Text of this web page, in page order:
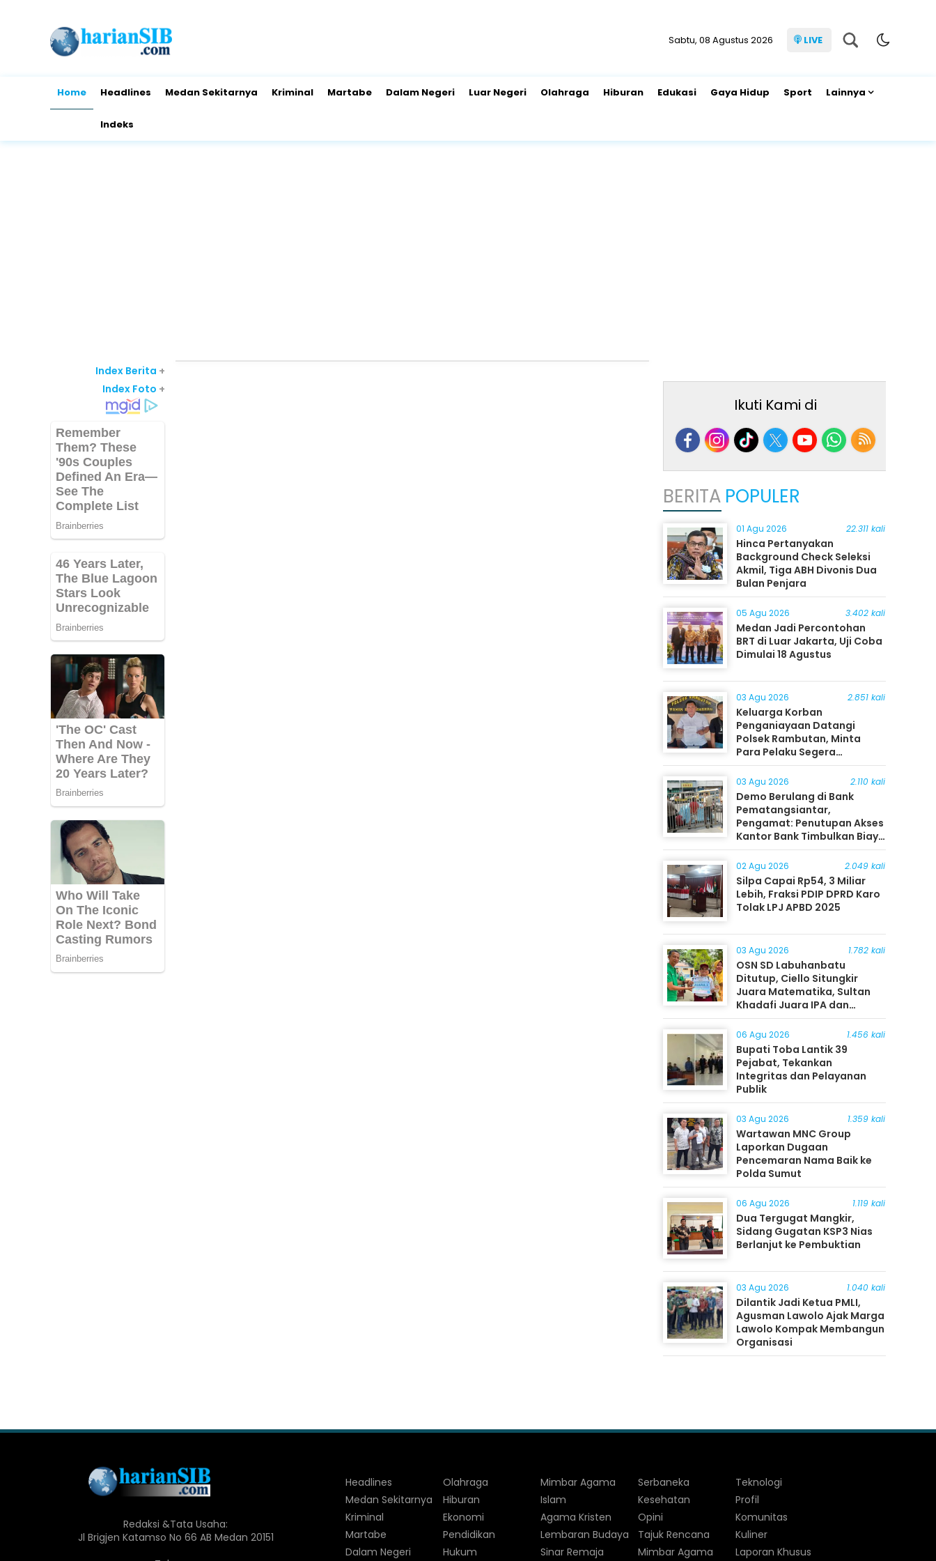
Sabtu, 08 Agustus 2026 LIVE
Home Headlines Medan Sekitarnya Kriminal Martabe Dalam Negeri Luar Negeri Olahraga Hiburan Edukasi Gaya Hidup Sport Lainnya
Indeks
Index Berita +
Index Foto +
Ikuti Kami di
BERITA POPULER
01 Agu 2026 22.311 kali
Hinca Pertanyakan
Background Check Seleksi
Akmil, Tiga ABH Divonis Dua
Bulan Penjara
05 Agu 2026 3.402 kali
Medan Jadi Percontohan
BRT di Luar Jakarta, Uji Coba
Dimulai 18 Agustus
03 Agu 2026 2.851 kali
Keluarga Korban
Penganiayaan Datangi
Polsek Rambutan, Minta
Para Pelaku Segera
Ditangkap
03 Agu 2026 2.110 kali
Demo Berulang di Bank
Pematangsiantar,
Pengamat: Penutupan Akses
Kantor Bank Timbulkan Biaya
Ekonomi bagi Masyarakat
02 Agu 2026 2.049 kali
Silpa Capai Rp54, 3 Miliar
Lebih, Fraksi PDIP DPRD Karo
Tolak LPJ APBD 2025
03 Agu 2026 1.782 kali
OSN SD Labuhanbatu
Ditutup, Ciello Situngkir
Juara Matematika, Sultan
Khadafi Juara IPA dan
Timothy Rangkuti Juara IPS
06 Agu 2026 1.456 kali
Bupati Toba Lantik 39
Pejabat, Tekankan
Integritas dan Pelayanan
Publik
03 Agu 2026 1.359 kali
Wartawan MNC Group
Laporkan Dugaan
Pencemaran Nama Baik ke
Polda Sumut
06 Agu 2026 1.119 kali
Dua Tergugat Mangkir,
Sidang Gugatan KSP3 Nias
Berlanjut ke Pembuktian
03 Agu 2026 1.040 kali
Dilantik Jadi Ketua PMLI,
Agusman Lawolo Ajak Marga
Lawolo Kompak Membangun
Organisasi
Redaksi &Tata Usaha:
Jl Brigjen Katamso No 66 AB Medan 20151
Headlines
Medan Sekitarnya
Kriminal
Martabe
Dalam Negeri
Olahraga
Hiburan
Ekonomi
Pendidikan
Hukum
Mimbar Agama
Islam
Agama Kristen
Lembaran Budaya
Sinar Remaja
Serbaneka
Kesehatan
Opini
Tajuk Rencana
Mimbar Agama
Teknologi
Profil
Komunitas
Kuliner
Laporan Khusus